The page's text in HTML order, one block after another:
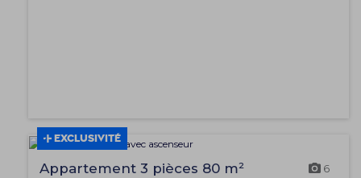
EXCLUSIVITÉ
Appartement 3 pièces 80 m² 6